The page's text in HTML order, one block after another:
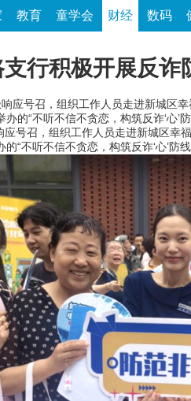
教育 童学会 财经 数码
行积极开展反诈
应号召，组织工作人员走进新城区
的“不听不信不贪恋，构筑反诈‘心’防
召，组织工作人员走进新城区幸
“不听不信不贪恋，构筑反诈‘心’防线